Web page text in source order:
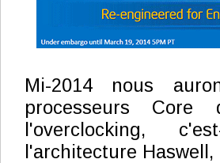
Mi-2014 nous
processeurs
l'overclocking,
l'architecture